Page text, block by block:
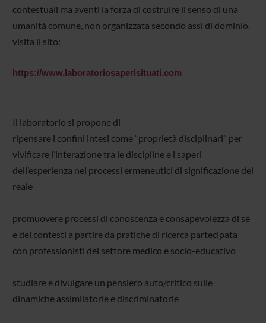
contestuali ma aventi la forza di costruire il senso di una
umanità comune, non organizzata secondo assi di dominio.
visita il sito:
https://www.laboratoriosaperisituati.com
Il laboratorio si propone di
ripensare i confini intesi come “proprietà disciplinari” per
vivificare l’interazione tra le discipline e i saperi
dell’esperienza nei processi ermeneutici di significazione del
reale
promuovere processi di conoscenza e consapevolezza di sé
e dei contesti a partire da pratiche di ricerca partecipata
con professionisti del settore medico e socio-educativo
studiare e divulgare un pensiero auto/critico sulle
dinamiche assimilatorie e discriminatorie